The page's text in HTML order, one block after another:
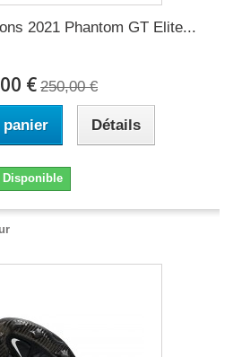
2021 Phantom GT Elite...
€ 250,00 €
Détails
Disponible